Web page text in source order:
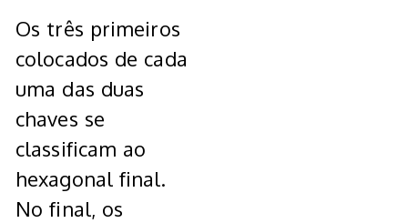
Os três primeiros
colocados de cada
uma das duas
chaves se
classificam ao
hexagonal final.
No final, os